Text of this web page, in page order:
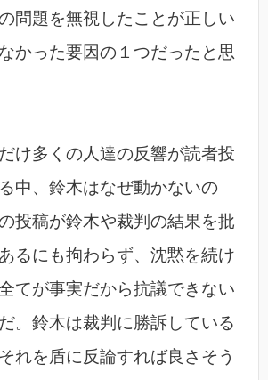
問題を無視したことが正しい
かった要因の１つだったと思
け多くの人達の反響が読者投
中、鈴木はなぜ動かないの
投稿が鈴木や裁判の結果を批
るにも拘わらず、沈黙を続け
てが事実だから抗議できない
。鈴木は裁判に勝訴している
れを盾に反論すれば良さそう